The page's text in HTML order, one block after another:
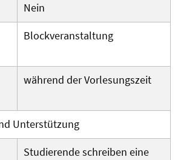
Nein
Blockveranstaltung
während der Vorlesungszeit
Unterstützung
Studierende schreiben eine